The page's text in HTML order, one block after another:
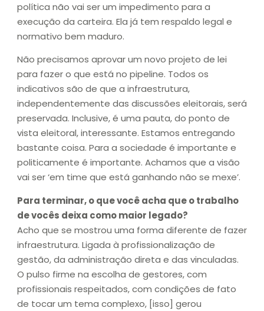
política não vai ser um impedimento para a
execução da carteira. Ela já tem respaldo legal e
normativo bem maduro.
Não precisamos aprovar um novo projeto de lei
para fazer o que está no pipeline. Todos os
indicativos são de que a infraestrutura,
independentemente das discussões eleitorais, será
preservada. Inclusive, é uma pauta, do ponto de
vista eleitoral, interessante. Estamos entregando
bastante coisa. Para a sociedade é importante e
politicamente é importante. Achamos que a visão
vai ser ‘em time que está ganhando não se mexe’.
Para terminar, o que você acha que o trabalho
de vocês deixa como maior legado?
Acho que se mostrou uma forma diferente de fazer
infraestrutura. Ligada à profissionalização de
gestão, da administração direta e das vinculadas.
O pulso firme na escolha de gestores, com
profissionais respeitados, com condições de fato
de tocar um tema complexo, [isso] gerou